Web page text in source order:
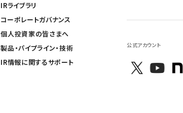
IRライブラリ
コーポレートガバナンス
個人投資家の皆さまへ
製品・パイプライン・技術
IR情報に関するサポート
公式アカウント